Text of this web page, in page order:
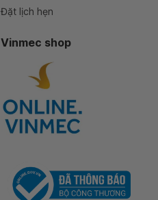
Đặt lịch hẹn
Vinmec shop